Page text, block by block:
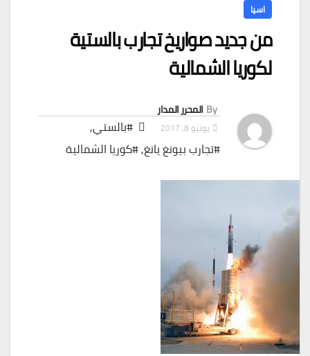
اسيا
من جديد صواريخ تجارب بالستية
لكوريا الشمالية
By المحرر المدار
يونيو 8, 2017 #بالستي,
#تجارب بيونغ يانغ,#كوريا الشمالية